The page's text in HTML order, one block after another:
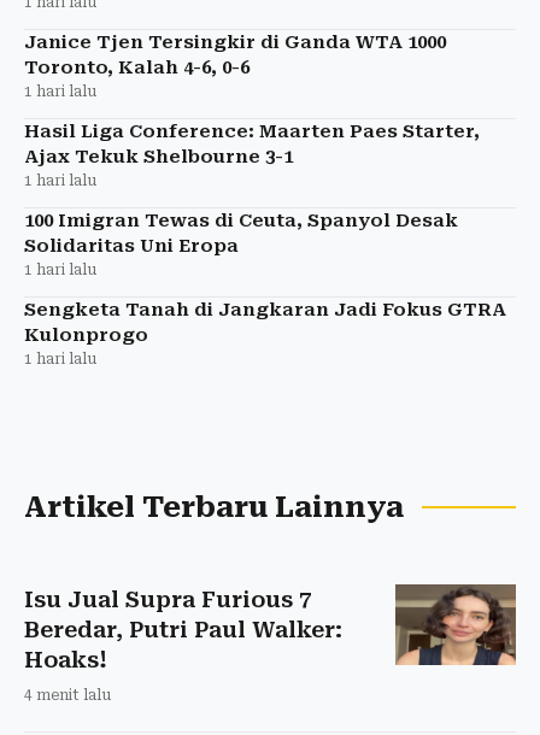
Janice Tjen Tersingkir di Ganda WTA 1000
Toronto, Kalah 4-6, 0-6
1 hari lalu
Hasil Liga Conference: Maarten Paes Starter,
Ajax Tekuk Shelbourne 3-1
1 hari lalu
100 Imigran Tewas di Ceuta, Spanyol Desak
Solidaritas Uni Eropa
1 hari lalu
Sengketa Tanah di Jangkaran Jadi Fokus GTRA
Kulonprogo
1 hari lalu
Artikel Terbaru Lainnya
Isu Jual Supra Furious 7
Beredar, Putri Paul Walker:
Hoaks!
4 menit lalu